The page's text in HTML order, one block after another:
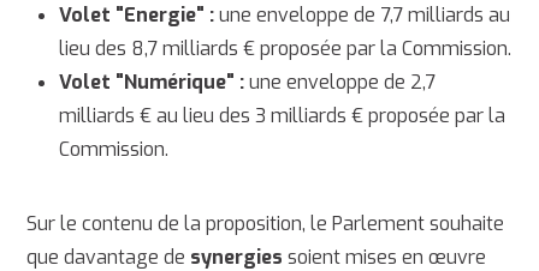
Volet "Energie" :une enveloppe de 7,7 milliards au
lieu des 8,7 milliards € proposée par la Commission.
Volet "Numérique" :une enveloppe de 2,7
milliards € au lieu des 3 milliards € proposée par la
Commission.
Sur le contenu de la proposition, le Parlement souhaite
que davantage de synergies soient mises en œuvre